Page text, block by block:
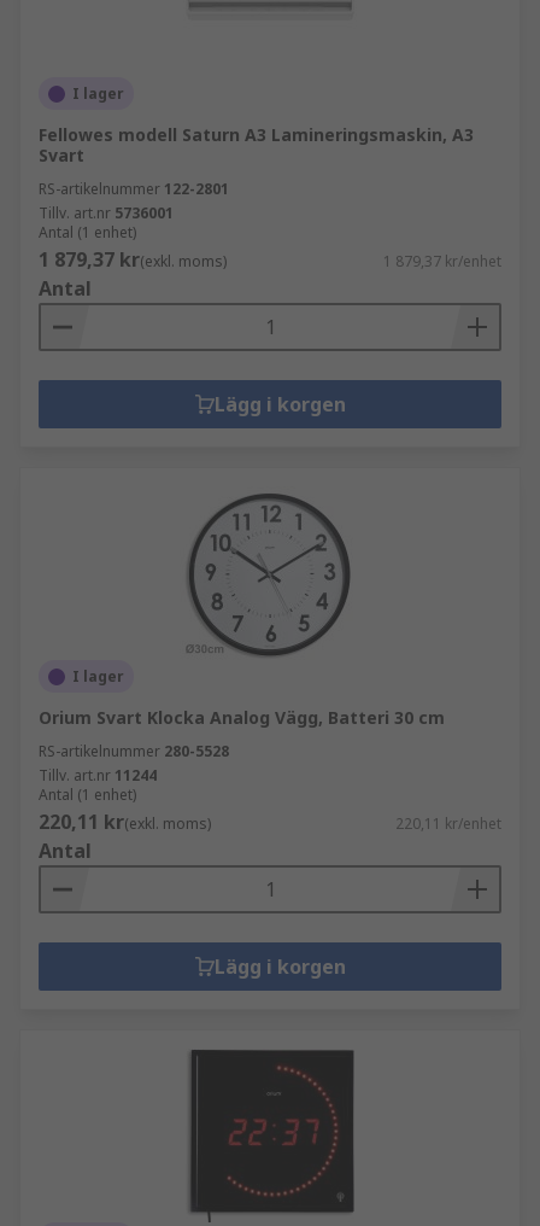
I lager
Fellowes modell Saturn A3 Lamineringsmaskin, A3
Svart
RS-artikelnummer 122-2801
Tillv. art.nr 5736001
Antal (1 enhet)
1 879,37 kr(exkl. moms) 1 879,37 kr/enhet
Antal
Lägg i korgen
I lager
Orium Svart Klocka Analog Vägg, Batteri 30 cm
RS-artikelnummer 280-5528
Tillv. art.nr 11244
Antal (1 enhet)
220,11 kr(exkl. moms) 220,11 kr/enhet
Antal
Lägg i korgen